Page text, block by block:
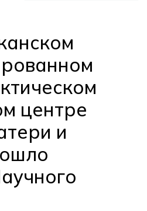
центре
и